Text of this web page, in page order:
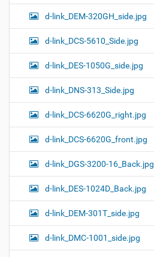
d-link_DEM-320GH_side.jpg
d-link_DCS-5610_Side.jpg
d-link_DES-1050G_side.jpg
d-link_DNS-313_Side.jpg
d-link_DCS-6620G_right.jpg
d-link_DCS-6620G_front.jpg
d-link_DGS-3200-16_Back.jpg
d-link_DES-1024D_Back.jpg
d-link_DEM-301T_side.jpg
d-link_DMC-1001_side.jpg